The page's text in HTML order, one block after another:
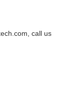
call us